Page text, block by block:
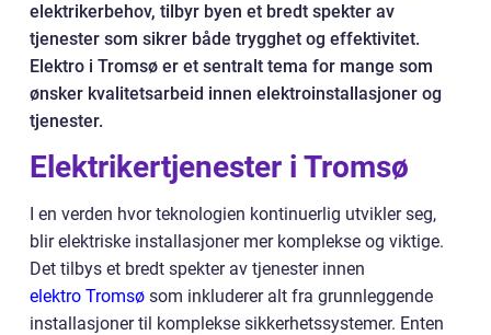
elektrikerbehov, tilbyr byen et bredt spekter av
tjenester som sikrer både trygghet og effektivitet.
Elektro i Tromsø er et sentralt tema for mange som
ønsker kvalitetsarbeid innen elektroinstallasjoner og
tjenester.
Elektrikertjenester i Tromsø
I en verden hvor teknologien kontinuerlig utvikler seg,
blir elektriske installasjoner mer komplekse og viktige.
Det tilbys et bredt spekter av tjenester innen
elektro Tromsø som inkluderer alt fra grunnleggende
installasjoner til komplekse sikkerhetssystemer. Enten